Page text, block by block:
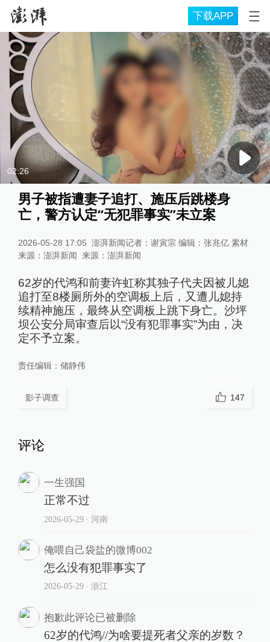
下载APP
02:26
男子被指遭妻子追打、施压后跳楼身
亡，警方认定“无犯罪事实”未立案
2026-05-28 17:05 澎湃新闻记者：谢寅宗 编辑：张兆亿 素材
来源：澎湃新闻 来源： 澎湃新闻
62岁的代鸿和前妻许虹称其独子代夫因被儿媳
追打至8楼厕所外的空调板上后，又遭儿媳持
续精神施压，最终从空调板上跳下身亡。沙坪
坝公安分局审查后以“没有犯罪事实”为由，决
定不予立案。
责任编辑： 储静伟
影子调查 147
评论
一生强国
正常不过
2026-05-29∙ 河南
俺喂自己袋盐的微博002
怎么没有犯罪事实了
2026-05-29∙ 浙江
抱歉此评论已被删除
62岁的代鸿//为啥要提死者父亲的岁数？